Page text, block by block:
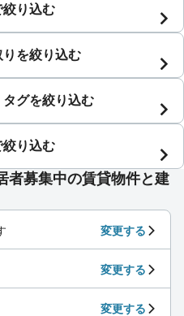
絞り込む
を絞り込む
グを絞り込む
絞り込む
者募集中の賃貸物件と建
変更する
変更する
変更する